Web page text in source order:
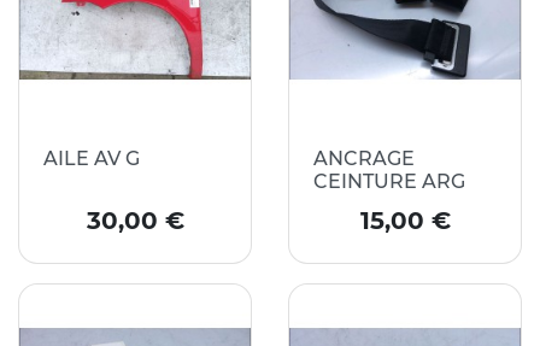
AILE AV G
Prix
30,00 €
ANCRAGE
CEINTURE ARG
Prix
15,00 €